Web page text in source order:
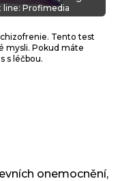
line: Profimedia
Tento test
mysli. Pokud máte
s léčbou.
onemocnění,